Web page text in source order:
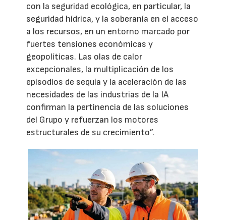
con la seguridad ecológica, en particular, la
seguridad hídrica, y la soberanía en el acceso
a los recursos, en un entorno marcado por
fuertes tensiones económicas y
geopolíticas. Las olas de calor
excepcionales, la multiplicación de los
episodios de sequía y la aceleración de las
necesidades de las industrias de la IA
confirman la pertinencia de las soluciones
del Grupo y refuerzan los motores
estructurales de su crecimiento”.